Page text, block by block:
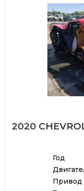
2020
Год
Привод